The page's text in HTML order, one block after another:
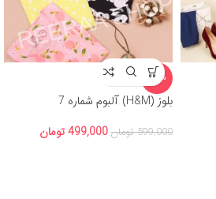
-17%
بلوز (H&M) آلبوم شماره 7
599,000 تومان 499,000تومان